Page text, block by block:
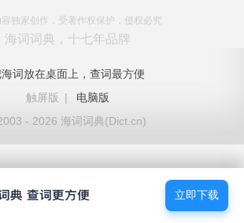
容独家创作，受著作权保护，侵权必究
海词词典，十七年品牌
词放在桌面上，查词最方便
触屏版
|
电脑版
- 2026 海词词典(Dict.cn)
立即下载
立即下载